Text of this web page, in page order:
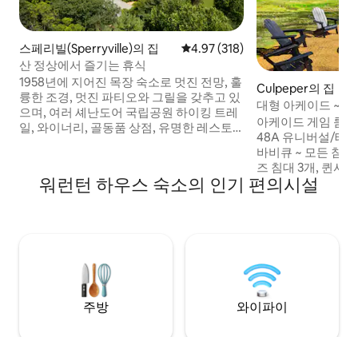
스페리빌(Sperryville)의 집 평점 4.97점(5점 만점), 후기 318
4.97 (318)
산 정상에서 즐기는 휴식
1958년에 지어진 목장 숙소로 멋진 전망, 훌
륭한 조경, 멋진 파티오와 그릴을 갖추고 있
으며, 여러 셰난도어 국립공원 하이킹 트레
일, 와이너리, 골동품 상점, 유명한 레스토
에브레몬트 와이너리 센트럴 커피 로스터
Culpeper의 집
대형 아케이드 ~
~ 킹사이즈 침대
아케이드 게임 룸!
48A 유니버설/테
바비큐 ~ 모든 침
즈 침대 3개, 퀸사
드 2개 ~ 보드 게임
너리/양조장, 셰난
새롭게 단장한**
니다.
워런턴 하우스 숙소의 인기 편의시설
주방 와이파이